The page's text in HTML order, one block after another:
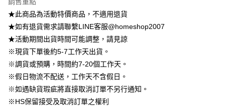
合作金庫商業銀行
華南商業銀行
彰化商業銀行
上海商業儲蓄銀行
台北富邦商業銀行
國泰世華商業銀行
兆豐國際商業銀行
臺灣中小企業銀行
匯豐（台灣）商業銀行
聯邦商業銀行
元大商業銀行
玉山商業銀行
星展（台灣）商業銀行
台新國際商業銀行
6 期 0 利率 每期
華南商業銀行
彰化商業銀行
上海商業儲蓄銀行
台北富邦商業銀行
國泰世華商業銀行
臺灣中小企業銀行
台中商業銀行
匯豐（台灣）商業銀行
聯邦商業銀行
遠東國際商業銀行
元大商業銀行
永豐商業銀行
玉山商業銀行
12 期 0 利率 每期NT$55
合作金庫商業銀行
第一商業銀行
上海商業儲蓄銀行
國泰世華商業銀行
兆豐國際商業銀行
臺灣中小企業銀行
台中商業銀行
匯豐（台灣）商業銀行
華泰商業銀行
聯邦商業銀行
24 期 0 利率 每期NT$27
合作金庫商業銀行
華南商業銀行
兆豐國際商業銀行
台中商業銀行
匯豐（台灣）商業銀行
華泰商業銀行
LINE Pay
Apple Pay
街口支付
★此商品為活動特價商品，不適用退貨
★如有退貨需求請聯繫LINE客服@homeshop2007
★活動期間出貨時間可能調整，請見諒
※現貨下單後約5-7工作天出貨。
※調貨或預購，時間約7-20個工作天。
※假日物流不配送，工作天不含假日。
※如遇缺貨瑕疵將直接取消訂單不另行通知。
※HS保留接受及取消訂單之權利